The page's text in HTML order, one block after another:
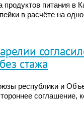
питания в
в расчёте на
стажа
республики и
соглашение,